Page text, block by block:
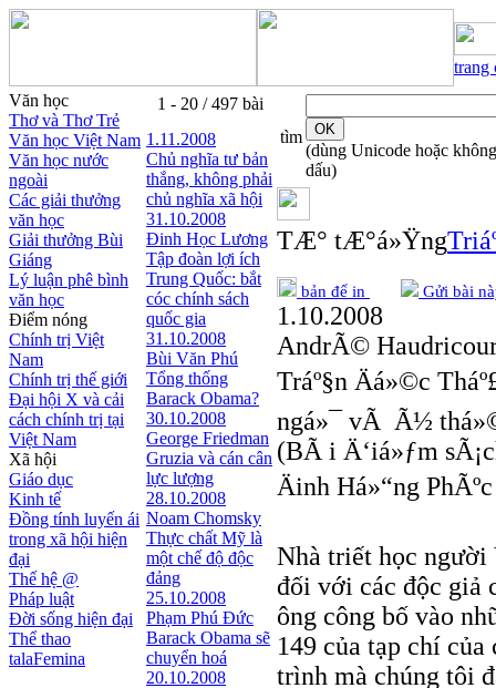
trang
Văn học
Thơ và Thơ Trẻ
Văn học Việt Nam
Văn học nước
ngoài
Các giải thưởng
văn học
Giải thưởng Bùi
Giáng
Lý luận phê bình
văn học
Điểm nóng
Chính trị Việt
Nam
Chính trị thế giới
Đại hội X và cải
cách chính trị tại
Việt Nam
Xã hội
Giáo dục
Kinh tế
Đồng tính luyến ái
trong xã hội hiện
đại
Thế hệ @
Pháp luật
Đời sống hiện đại
Thể thao
talaFemina
1 - 20 / 497 bài
1.11.2008
Chủ nghĩa tư bản
thắng, không phải
chủ nghĩa xã hội
31.10.2008
Đinh Học Lương
Tập đoàn lợi ích
Trung Quốc: bắt
cóc chính sách
quốc gia
31.10.2008
Bùi Văn Phú
Tổng thống
Barack Obama?
30.10.2008
George Friedman
Gruzia và cán cân
lực lượng
28.10.2008
Noam Chomsky
Thực chất Mỹ là
một chế độ độc
đảng
25.10.2008
Phạm Phú Đức
Barack Obama sẽ
chuyển hoá
20.10.2008
tìm
(dùng Unicode hoặc không
dấu)
TÆ° tÆ°á»Ÿng
bản để in Gửi bài
1.10.2008
AndrÃ©
Tráº§n Äá»©c
ngá»¯ vÃ Ã½
(BÃ i Ä‘iá»ƒm
Äinh Há»“ng
Nhà triết học người
đối với các độc giả
ông công bố vào
149 của tạp chí
trình mà chúng tôi